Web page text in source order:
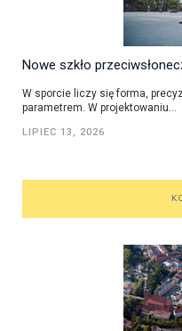
Nowe szkło
W sporcie liczy się forma,
parametrem. W projektowaniu...
LIPIEC 13, 2026